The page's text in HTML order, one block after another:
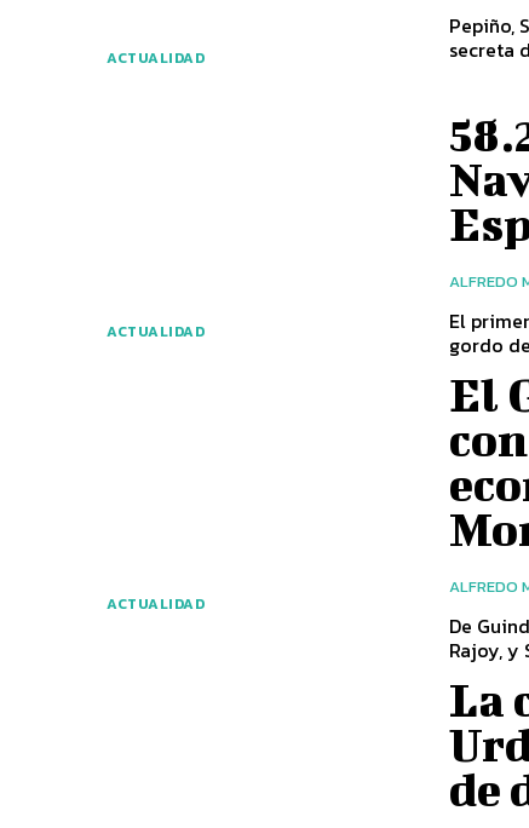
ACTUALIDAD
Pepiño,
secreta
ACTUALIDAD
ALFREDO
El primer
gordo
ACTUALIDAD
El
ALFREDO
De
La
de